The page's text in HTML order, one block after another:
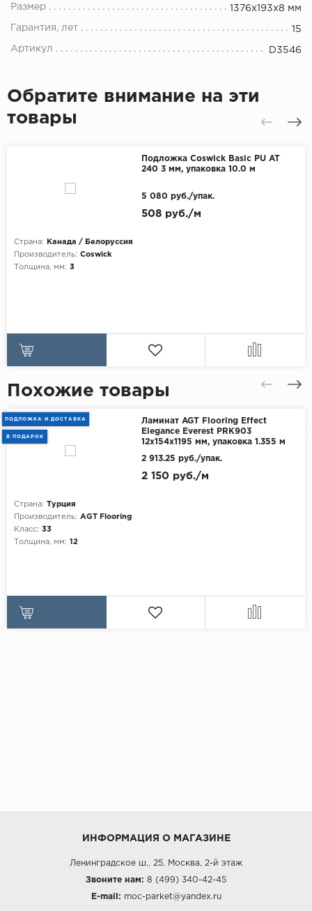
Размер 1376x193x8 мм
Гарантия, лет 15
Артикул D3546
Обратите внимание на эти
товары
Подложка Coswick Basic PU AT
240 3 мм, упаковка 10.0 м
Страна:
Канада / Белоруссия
Производитель: Coswick
Толщина, мм: 3
508 руб./м
5 080 руб./упак.
Похожие товары
ПОДЛОЖКА И ДОСТАВКА
В ПОДАРОК
Ламинат AGT Flooring Effect
Elegance Everest PRK903
12x154x1195 мм, упаковка 1.355 м
Страна: Турция
Производитель: AGT Flooring
Класс: 33
Толщина, мм: 12
2 150 руб./м
2 913.25 руб./упак.
ИНФОРМАЦИЯ О МАГАЗИНЕ
Ленинградское ш., 25, Москва, 2-й этаж
Звоните нам: 8 (499) 340-42-45
E-mail: moc-parket@yandex.ru